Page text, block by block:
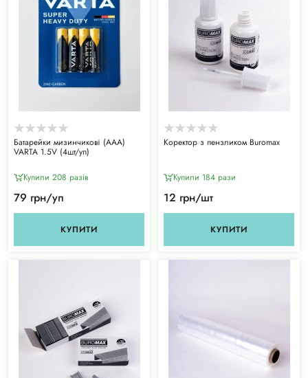
Батарейки мизинчикові (ААА)
VARTA 1.5V (4шт/уп)
Купили 208 разiв
79 грн/уп
КУПИТИ
Коректор з пензликом Buromax
Купили 184 рази
12 грн/шт
КУПИТИ